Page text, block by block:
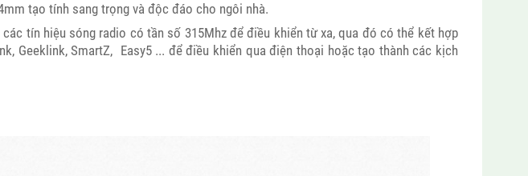
tạo tính sang trọng và độc đáo cho ngôi nhà.
tín hiệu sóng radio có tần số 315Mhz để điều khiển từ xa, qua đó có thể kết hợp
Geeklink, SmartZ, Easy5 ... để điều khiển qua điện thoại hoặc tạo thành các kịch